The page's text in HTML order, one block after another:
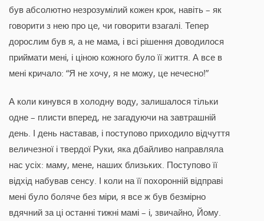
був абсолютно незрозумілий кожен крок, навіть – як
говорити з нею про це, чи говорити взагалі. Тепер
дорослим був я, а не мама, і всі рішення доводилося
приймати мені, і ціною кожного було її життя. А все в
мені кричало: “Я не хочу, я не можу, це нечесно!”
А коли кинувся в холодну воду, залишалося тільки
одне – плисти вперед, не загадуючи на завтрашній
день. І день наставав, і поступово приходило відчуття
величезної і твердої Руки, яка дбайливо направляла
нас усіх: маму, мене, наших близьких. Поступово її
відхід набував сенсу. І коли на її похоронній відправі
мені було боляче без міри, я все ж був безмірно
вдячний за ці останні тижні мамі – і, звичайно, Йому.